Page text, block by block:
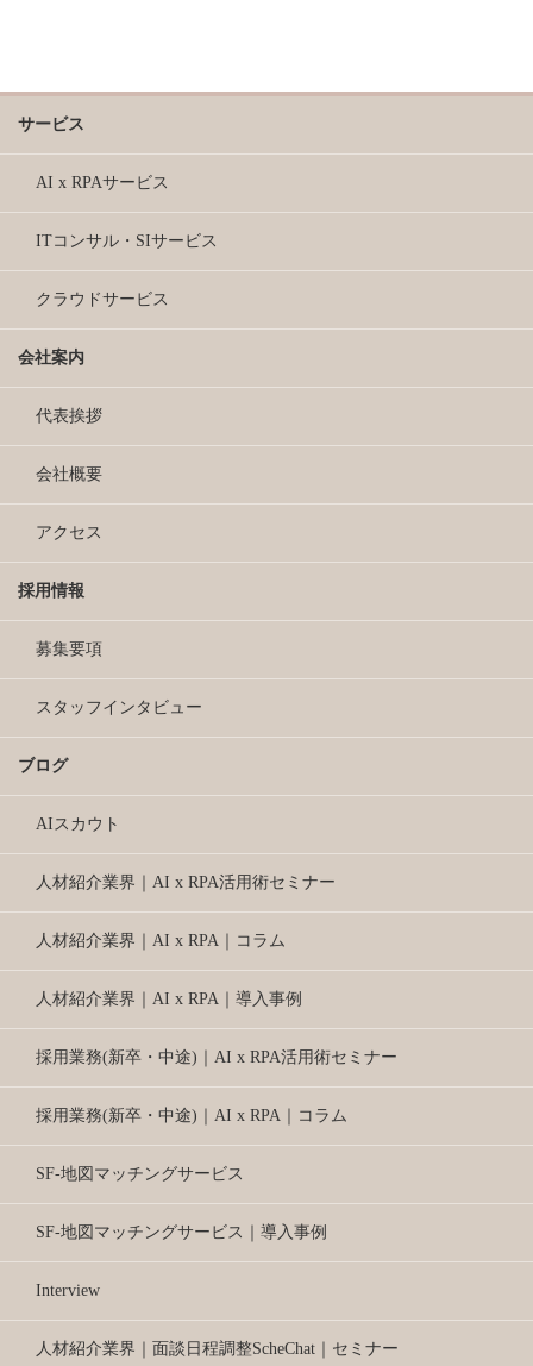
サービス
AI x RPAサービス
ITコンサル・SIサービス
クラウドサービス
会社案内
代表挨拶
会社概要
アクセス
採用情報
募集要項
スタッフインタビュー
ブログ
AIスカウト
人材紹介業界｜AI x RPA活用術セミナー
人材紹介業界｜AI x RPA｜コラム
人材紹介業界｜AI x RPA｜導入事例
採用業務(新卒・中途)｜AI x RPA活用術セミナー
採用業務(新卒・中途)｜AI x RPA｜コラム
SF-地図マッチングサービス
SF-地図マッチングサービス｜導入事例
Interview
人材紹介業界｜面談日程調整ScheChat｜セミナー